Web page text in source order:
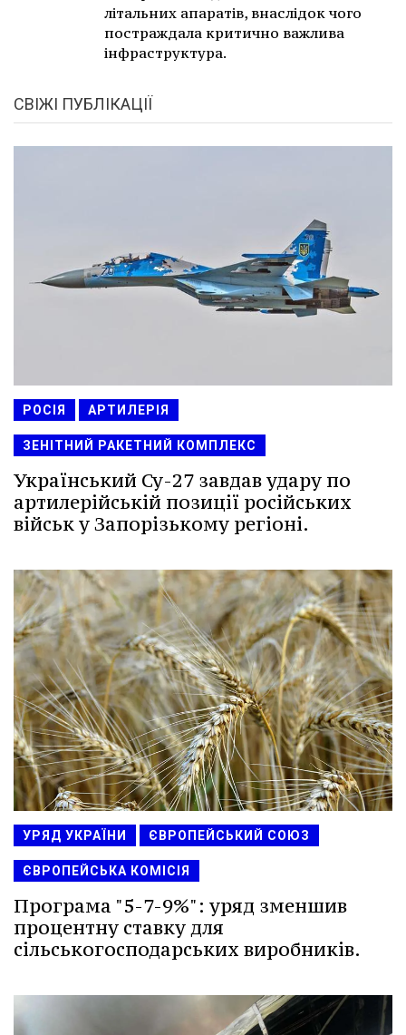
літальних апаратів, внаслідок чого
постраждала критично важлива
інфраструктура.
СВІЖІ ПУБЛІКАЦІЇ
РОСІЯ АРТИЛЕРІЯ
ЗЕНІТНИЙ РАКЕТНИЙ КОМПЛЕКС
Український Су-27 завдав удару по
артилерійській позиції російських
військ у Запорізькому регіоні.
УРЯД УКРАЇНИ ЄВРОПЕЙСЬКИЙ СОЮЗ
ЄВРОПЕЙСЬКА КОМІСІЯ
Програма "5-7-9%": уряд зменшив
процентну ставку для
сільськогосподарських виробників.